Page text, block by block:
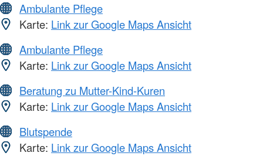
Ambulante Pflege
Karte: Link zur Google Maps Ansicht
Ambulante Pflege
Karte: Link zur Google Maps Ansicht
Beratung zu Mutter-Kind-Kuren
Karte: Link zur Google Maps Ansicht
Blutspende
Karte: Link zur Google Maps Ansicht